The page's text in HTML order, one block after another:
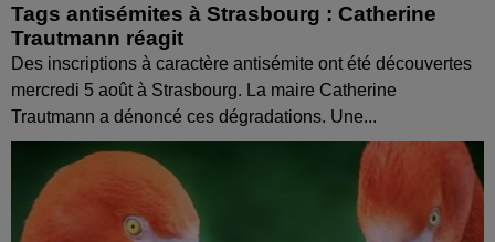
Tags antisémites à Strasbourg : Catherine
Trautmann réagit
Des inscriptions à caractère antisémite ont été découvertes
mercredi 5 août à Strasbourg. La maire Catherine
Trautmann a dénoncé ces dégradations. Une...